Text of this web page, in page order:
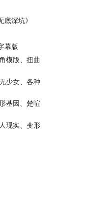
底深坑》
幕版
模版、扭曲
少女、各种
基因、楚暄
现实、变形